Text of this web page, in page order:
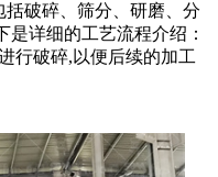
破碎、筛分、研磨、分
详细的工艺流程介绍：
行破碎,以便后续的加工